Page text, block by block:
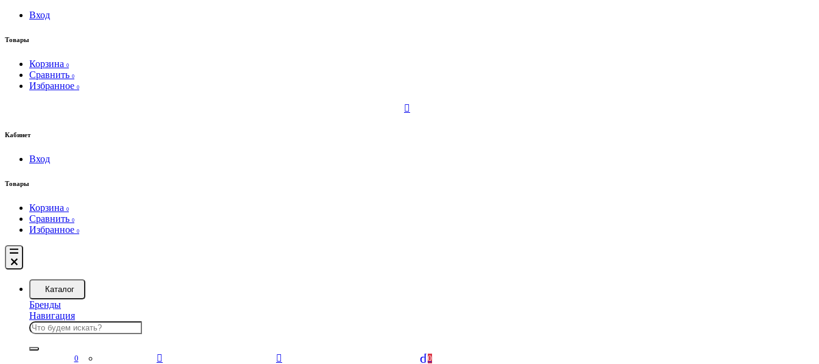
Вход
Товары
Корзина 0
Сравнить 0
Избранное 0
Кабинет
Вход
Товары
Корзина 0
Сравнить 0
Избранное 0
Каталог
Бренды
Навигация
0 0